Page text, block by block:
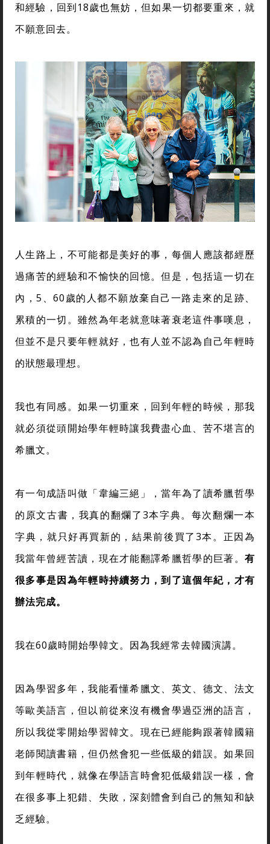
和經驗，回到18歲也無妨，但如果一切都要重來，就
不願意回去。
人生路上，不可能都是美好的事，每個人應該都經歷
過痛苦的經驗和不愉快的回憶。但是，包括這一切在
內，5、60歲的人都不願放棄自己一路走來的足跡、
累積的一切。雖然為年老就意味著衰老這件事嘆息，
但並不是只要年輕就好，也有人並不認為自己年輕時
的狀態最理想。
我也有同感。如果一切重來，回到年輕的時候，那我
就必須從頭開始學年輕時讓我費盡心血、苦不堪言的
希臘文。
有一句成語叫做「韋編三絕」，當年為了讀希臘哲學
的原文古書，我真的翻爛了3本字典。每次翻爛一本
字典，就只好再買新的，結果前後買了3本。正因為
我當年曾經苦讀，現在才能翻譯希臘哲學的巨著。 有
很多事是因為年輕時持續努力，到了這個年紀，才有
辦法完成。
我在60歲時開始學韓文。因為我經常去韓國演講。
因為學習多年，我能看懂希臘文、英文、德文、法文
等歐美語言，但以前從來沒有機會學過亞洲的語言，
所以我從零開始學習韓文。現在已經能夠跟著韓國籍
老師閱讀書籍，但仍然會犯一些低級的錯誤。如果回
到年輕時代，就像在學語言時會犯低級錯誤一樣，會
在很多事上犯錯、失敗，深刻體會到自己的無知和缺
乏經驗。